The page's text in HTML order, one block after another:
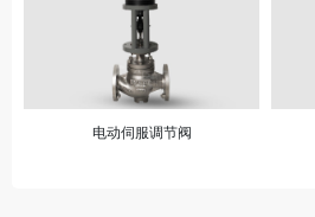
电动伺服调节阀